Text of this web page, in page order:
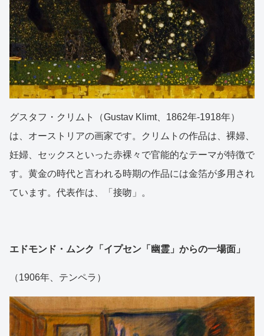
グスタフ・クリムト（Gustav Klimt、1862年-1918年）
は、オーストリアの画家です。クリムトの作品は、裸婦、
妊婦、セックスといった赤裸々で官能的なテーマが特徴で
す。黄金の時代と言われる時期の作品には金箔が多用され
ています。代表作は、「接吻」。
エドモンド・ムンク「イプセン「幽霊」からの一場面」
（1906年、テンペラ）